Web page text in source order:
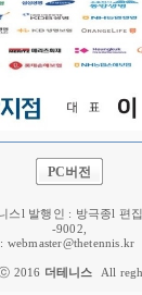
PC버전
스l 발행인 : 방극종l 편
-9002,
2016 더테니스 All